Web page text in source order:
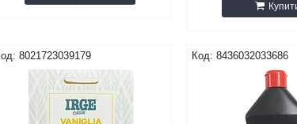
8021723039179 8436032033686